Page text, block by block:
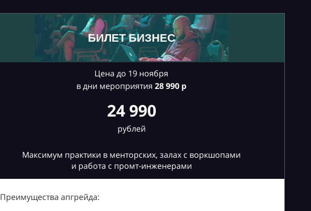
БИЛЕТ БИЗНЕС
Цена до 19 ноября
в дни мероприятия 28990 р
24 990
рублей
Максимум практики в менторских, залах с воркшопами
и работа с промт-инженерами
Преимущества апгрейда: